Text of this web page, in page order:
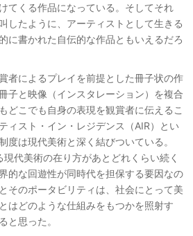
てくる作品になっている。そしてそれ
したように、アーティストとして生きる
に書かれた自伝的な作品ともいえるだろ
者によるプレイを前提とした冊子状の作
子と映像（インスタレーション）を複合
どこでも自身の表現を観賞者に伝えるこ
ィスト・イン・レジデンス（AIR）とい
度は現代美術と深く結びついている。
代美術の在り方があとどれくらい続く
的な回遊性が同時代を担保する要因なの
そのポータビリティは、社会にとって美
はどのような仕組みをもつかを照射す
と思った。